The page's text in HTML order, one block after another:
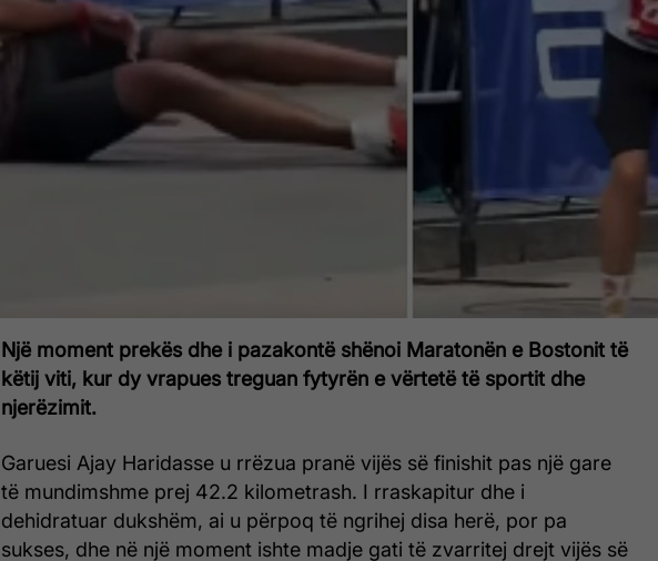
Një moment prekës dhe i pazakontë shënoi Maratonën e Bostonit të
këtij viti, kur dy vrapues treguan fytyrën e vërtetë të sportit dhe
njerëzimit.
Garuesi Ajay Haridasse u rrëzua pranë vijës së finishit pas një gare
të mundimshme prej 42.2 kilometrash. I rraskapitur dhe i
dehidratuar dukshëm, ai u përpoq të ngrihej disa herë, por pa
sukses, dhe në një moment ishte madje gati të zvarritej drejt vijës së